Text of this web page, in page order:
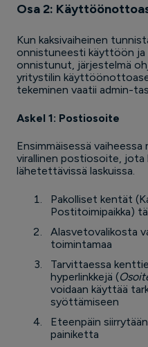
Osa 2:
Kun kaksivaiheinen
onnistuneesti käyttöön ja
onnistunut, järjestelmä
yritystilin
tekeminen vaatii admin-
Askel 1: Postiosoite
Ensimmäisessä
virallinen postiosoite, jota
lähetettävissä laskuissa.
Pakolliset kentät
Postitoimipaikka)
Alasvetovalikosta
toimintamaa
Tarvittaessa
hyperlinkkejä (
voidaan käyttää
syöttämiseen
Eteenpäin siirrytään
painiketta